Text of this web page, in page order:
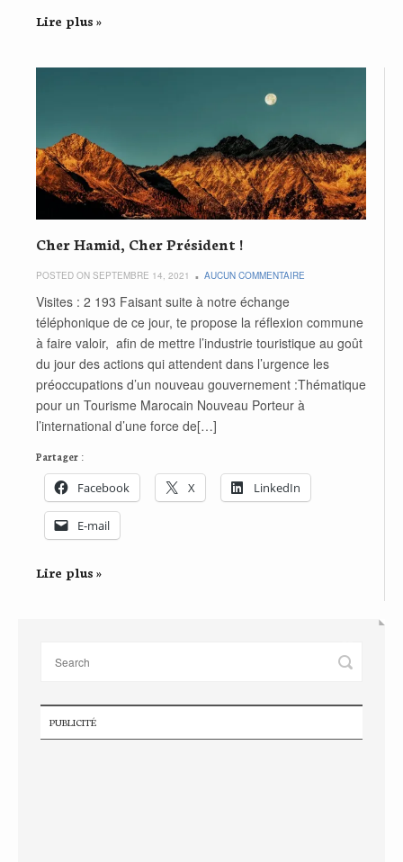
Lire plus »
Cher Hamid, Cher Président !
POSTED ON SEPTEMBRE 14, 2021 AUCUN COMMENTAIRE
Visites : 2 193 Faisant suite à notre échange
téléphonique de ce jour, te propose la réflexion commune
à faire valoir, afin de mettre l’industrie touristique au goût
du jour des actions qui attendent dans l’urgence les
préoccupations d’un nouveau gouvernement :Thématique
pour un Tourisme Marocain Nouveau Porteur à
l’international d’une force de[…]
Partager :
Facebook X LinkedIn
E-mail
Lire plus »
PUBLICITÉ